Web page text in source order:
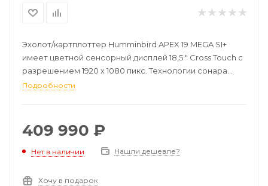
Эхолот/картплоттер Humminbird APEX 19 MEGA SI+
имеет цветной сенсорный дисплей 18,5 " Cross Touch с
разрешением 1920 х 1080 пикс. Технологии сонара
Dual Spectrum CHIRP, Mega Down Imaging+ и Mega
Link для подключения мотора Minn Kota, Ethernet-
порт, NMEA 2000, HDMI In/Out. Высокоточный GPS
приемник 10 Гц. Поддержка навигационных карт
Wi-Fi.
Подробности
409 990 ₽
Нет в наличии Нашли дешевле?
Хочу в подарок